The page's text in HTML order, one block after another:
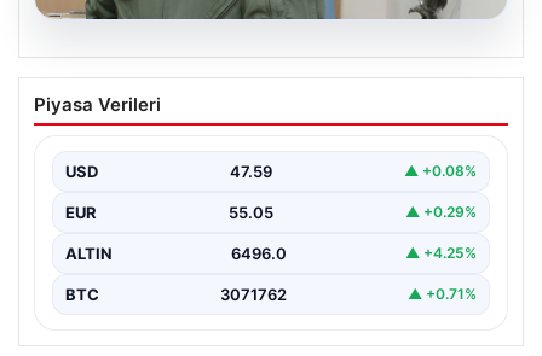
Rafet Dalkıran kimdir? Yeni Hava
Kuvvetleri Komutanı Rafet Dalkıran’ın
Piyasa Verileri
USD 47.59 ▲ +0.08%
EUR 55.05 ▲ +0.29%
ALTIN 6496.0 ▲ +4.25%
BTC 3071762 ▲ +0.71%